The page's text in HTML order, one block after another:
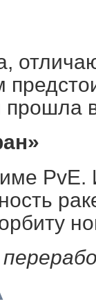
прошла
»
PvE.